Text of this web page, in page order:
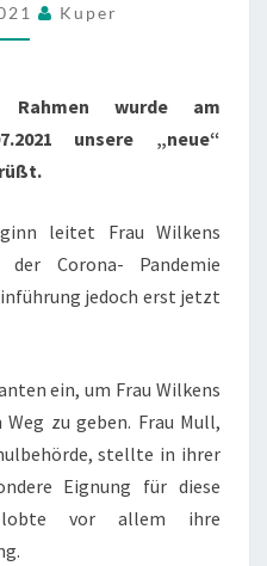
Kuper
wurde am
unsere „neue“
leitet Frau Wilkens
der Corona- Pandemie
jedoch erst jetzt
ein, um Frau Wilkens
zu geben. Frau Mull,
stellte in ihrer
Eignung für diese
lobte vor allem ihre